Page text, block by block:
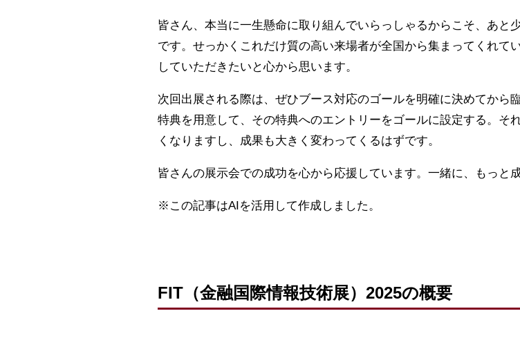
皆さん、本当に一生懸命に取り組んでいらっしゃるからこそ、あと
です。せっかくこれだけ質の高い来場者が全国から集まってくれて
していただきたいと心から思います。
次回出展される際は、ぜひブース対応のゴールを明確に決めてから
特典を用意して、その特典へのエントリーをゴールに設定する。そ
くなりますし、成果も大きく変わってくるはずです。
皆さんの展示会での成功を心から応援しています。一緒に、もっと
※この記事はAIを活用して作成しました。
FIT（金融国際情報技術展）2025の概要